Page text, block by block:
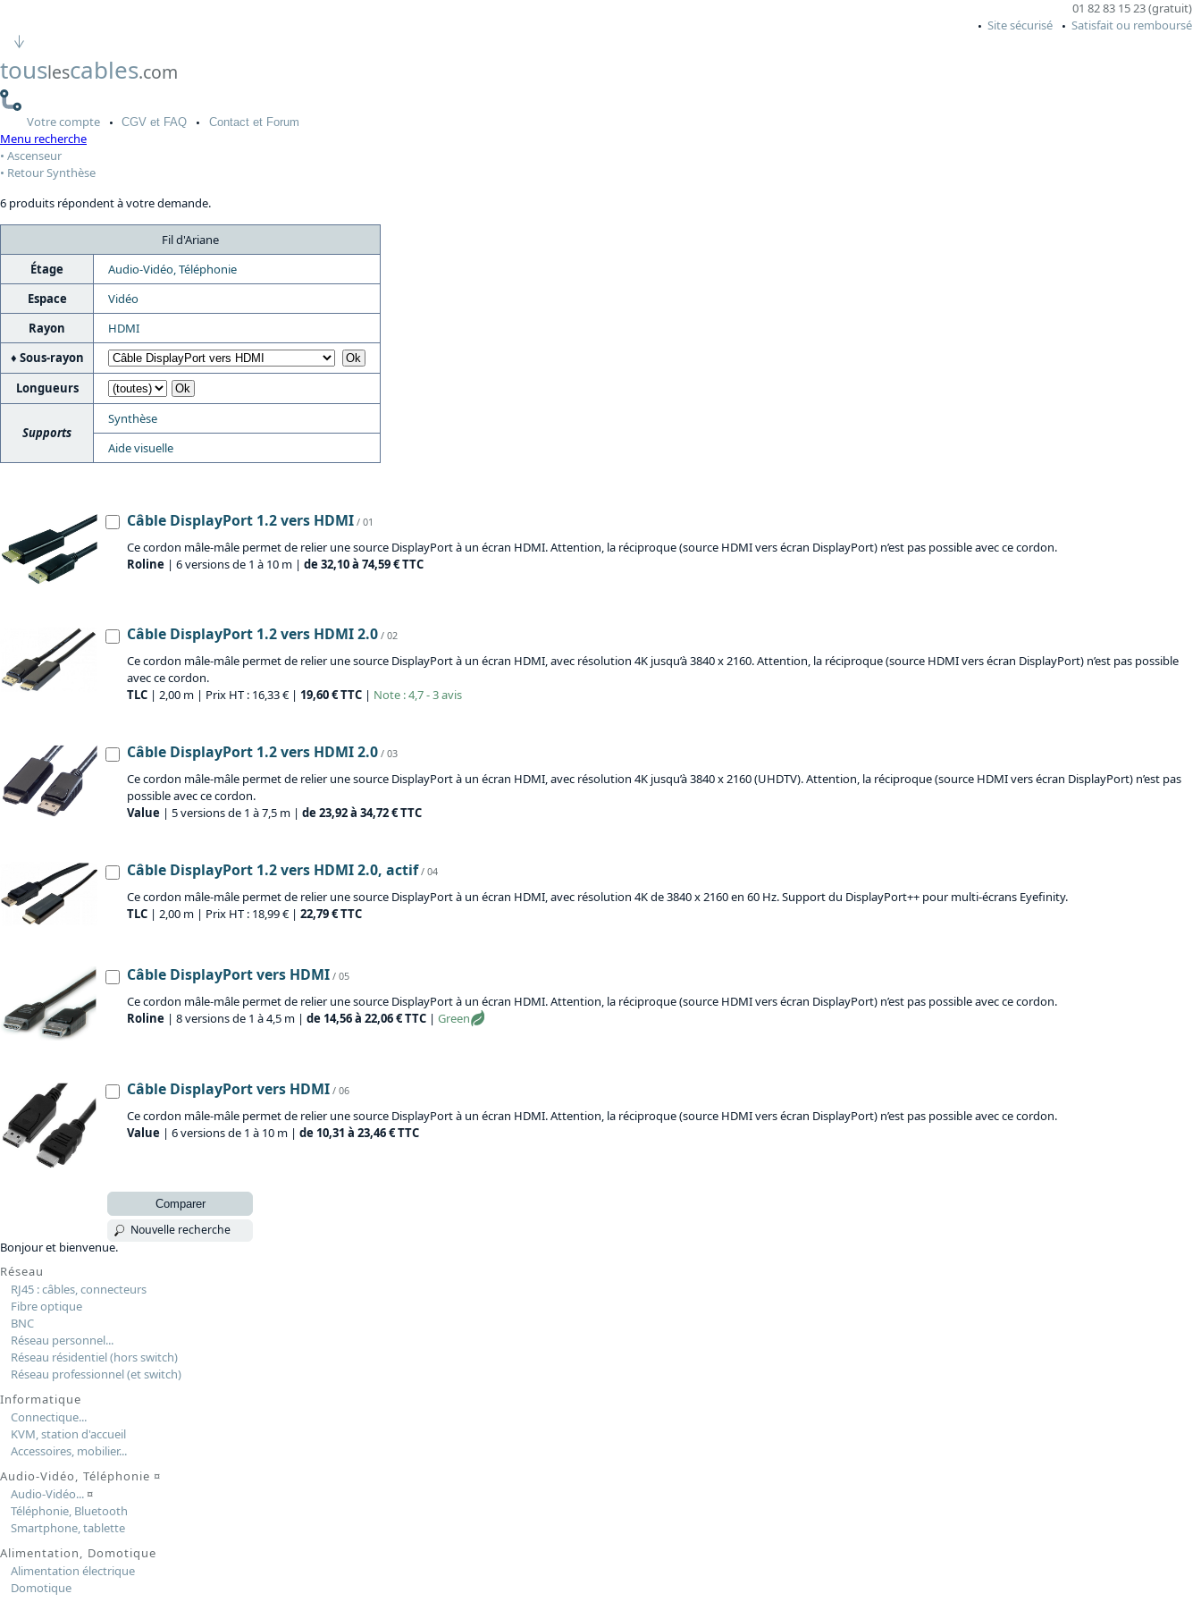
01 82 83 15 23 (gratuit)
Site sécurisé
Satisfait ou remboursé
touslescables.com
Votrecompte CGV et FAQ Contactet Forum
Menu recherche
Ascenseur
Retour Synthèse
6 produits répondent à votre demande.
Fil d'Ariane
Étage
Audio-Vidéo, Téléphonie
Espace
Vidéo
Rayon
HDMI
Sous-rayon
Longueurs
Supports
Synthèse
Aide visuelle
Câble DisplayPort 1.2 vers HDMI / 01
Ce cordon mâle-mâle permet de relier une source DisplayPort à un écran HDMI. Attention, la réciproque (source HDMI vers écran DisplayPort) n’est pas possible avec ce cordon.
Roline | 6 versions de 1 à 10 m | de 32,10 à 74,59 € TTC
Câble DisplayPort 1.2 vers HDMI 2.0 / 02
Ce cordon mâle-mâle permet de relier une source DisplayPort à un écran HDMI, avec résolution 4K jusqu’à 3840 x 2160. Attention, la réciproque (source HDMI vers écran DisplayPort) n’est pas possible
avec ce cordon.
TLC | 2,00 m | Prix HT : 16,33 € | 19,60 € TTC | Note : 4,7 - 3 avis
Câble DisplayPort 1.2 vers HDMI 2.0 / 03
Ce cordon mâle-mâle permet de relier une source DisplayPort à un écran HDMI, avec résolution 4K jusqu’à 3840 x 2160 (UHDTV). Attention, la réciproque (source HDMI vers écran DisplayPort) n’est pas
possible avec ce cordon.
Value | 5 versions de 1 à 7,5 m | de 23,92 à 34,72 € TTC
Câble DisplayPort 1.2 vers HDMI 2.0, actif / 04
Ce cordon mâle-mâle permet de relier une source DisplayPort à un écran HDMI, avec résolution 4K de 3840 x 2160 en 60 Hz. Support du DisplayPort++ pour multi-écrans Eyefinity.
TLC | 2,00 m | Prix HT : 18,99 € | 22,79 € TTC
Câble DisplayPort vers HDMI / 05
Ce cordon mâle-mâle permet de relier une source DisplayPort à un écran HDMI. Attention, la réciproque (source HDMI vers écran DisplayPort) n’est pas possible avec ce cordon.
Roline | 8 versions de 1 à 4,5 m | de 14,56 à 22,06 € TTC | Green
Câble DisplayPort vers HDMI / 06
Ce cordon mâle-mâle permet de relier une source DisplayPort à un écran HDMI. Attention, la réciproque (source HDMI vers écran DisplayPort) n’est pas possible avec ce cordon.
Value | 6 versions de 1 à 10 m | de 10,31 à 23,46 € TTC
Comparer
Nouvelle recherche
Bonjour et bienvenue.
Réseau
RJ45 : câbles, connecteurs
Fibre optique
BNC
Réseau personnel...
Réseau résidentiel (hors switch)
Réseau professionnel (et switch)
Informatique
Connectique...
KVM, station d'accueil
Accessoires, mobilier...
Audio-Vidéo, Téléphonie ¤
Audio-Vidéo...¤
Téléphonie, Bluetooth
Smartphone, tablette
Alimentation, Domotique
Alimentation électrique
Domotique